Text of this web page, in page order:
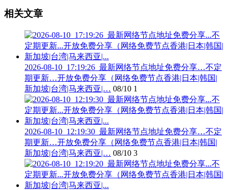
相关文章
2026-08-10_17:19:26_最新网络节点地址免费分享…不定
期更新…开放免费分享（网络免费节点香港|日本|韩国|
新加坡|台湾|马来西亚|… 08/10 1
2026-08-10_12:19:30_最新网络节点地址免费分享…不定
期更新…开放免费分享（网络免费节点香港|日本|韩国|
新加坡|台湾|马来西亚|… 08/10 3